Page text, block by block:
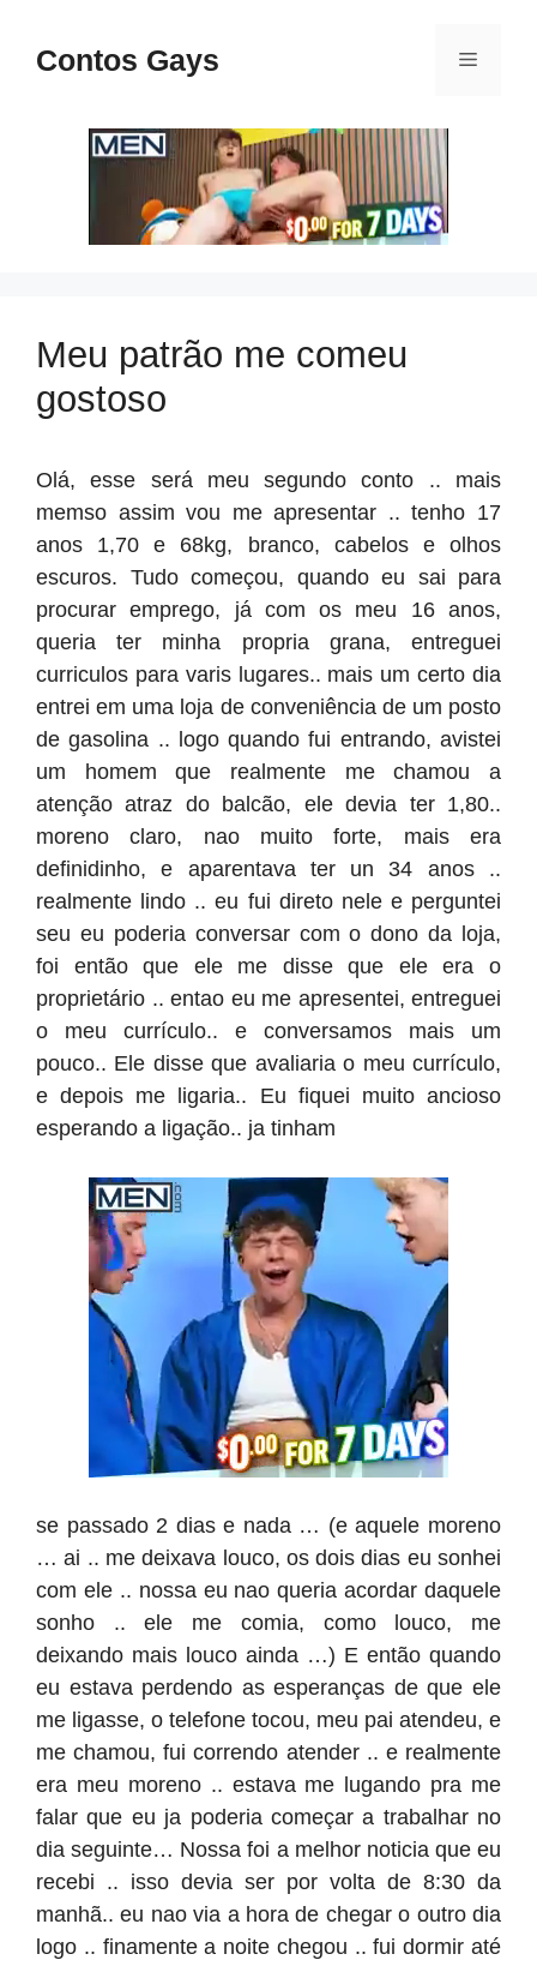
paraContos Gays Menu
Meu patrão me comeu
gostoso
Olá, esse será meu segundo conto .. mais
memso assim vou me apresentar .. tenho 17
anos 1,70 e 68kg, branco, cabelos e olhos
escuros. Tudo começou, quando eu sai para
procurar emprego, já com os meu 16 anos,
queria ter minha propria grana, entreguei
curriculos para varis lugares.. mais um certo dia
entrei em uma loja de conveniência de um posto
de gasolina .. logo quando fui entrando, avistei
um homem que realmente me chamou a
atenção atraz do balcão, ele devia ter 1,80..
moreno claro, nao muito forte, mais era
definidinho, e aparentava ter un 34 anos ..
realmente lindo .. eu fui direto nele e perguntei
seu eu poderia conversar com o dono da loja,
foi então que ele me disse que ele era o
proprietário .. entao eu me apresentei, entreguei
o meu currículo.. e conversamos mais um
pouco.. Ele disse que avaliaria o meu currículo,
e depois me ligaria.. Eu fiquei muito ancioso
esperando a ligação.. ja tinham
se passado 2 dias e nada … (e aquele moreno
… ai .. me deixava louco, os dois dias eu sonhei
com ele .. nossa eu nao queria acordar daquele
sonho .. ele me comia, como louco, me
deixando mais louco ainda …) E então quando
eu estava perdendo as esperanças de que ele
me ligasse, o telefone tocou, meu pai atendeu, e
me chamou, fui correndo atender .. e realmente
era meu moreno .. estava me lugando pra me
falar que eu ja poderia começar a trabalhar no
dia seguinte… Nossa foi a melhor noticia que eu
recebi .. isso devia ser por volta de 8:30 da
manhã.. eu nao via a hora de chegar o outro dia
logo .. finamente a noite chegou .. fui dormir até